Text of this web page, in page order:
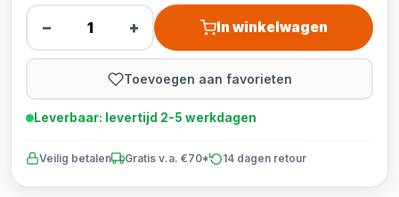
− + In winkelwagen
Toevoegen aan favorieten
Leverbaar: levertijd 2-5 werkdagen
Veilig betalen Gratis v.a. €70* 14 dagen retour